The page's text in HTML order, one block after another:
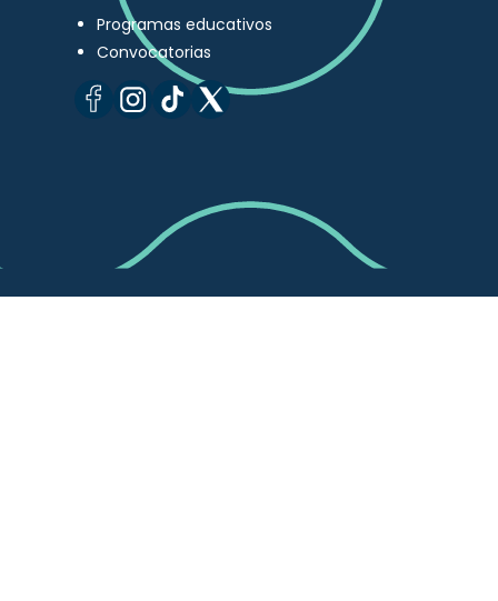
Programas educativos
Convocatorias